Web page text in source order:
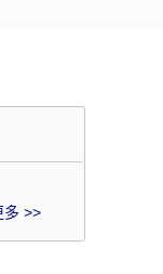
多 >>